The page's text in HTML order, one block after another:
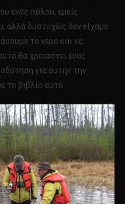
ενός πόλου, εμείς
αλλά δυστυχώς δεν είχαμε
το νερό και να
θα χρειαστεί ένας
για αυτήν την
το βιβλίο αυτό.